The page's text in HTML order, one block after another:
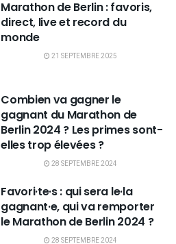
Marathon de Berlin : favoris,
direct, live et record du
monde
21 SEPTEMBRE 2025
Combien va gagner le
gagnant du Marathon de
Berlin 2024 ? Les primes sont-
elles trop élevées ?
28 SEPTEMBRE 2024
Favori·te·s : qui sera le·la
gagnant·e, qui va remporter
le Marathon de Berlin 2024 ?
28 SEPTEMBRE 2024